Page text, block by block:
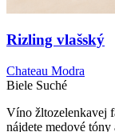
Rizling vlašský
Chateau Modra
Biele Suché
Víno žltozelenkavej
nájdete medové